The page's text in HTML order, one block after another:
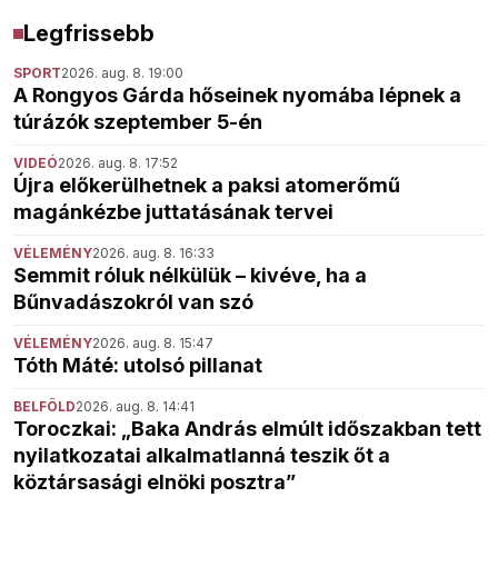
Legfrissebb
SPORT2026. aug. 8. 19:00
A Rongyos Gárda hőseinek nyomába lépnek a
túrázók szeptember 5-én
VIDEÓ2026. aug. 8. 17:52
Újra előkerülhetnek a paksi atomerőmű
magánkézbe juttatásának tervei
VÉLEMÉNY2026. aug. 8. 16:33
Semmit róluk nélkülük – kivéve, ha a
Bűnvadászokról van szó
VÉLEMÉNY2026. aug. 8. 15:47
Tóth Máté: utolsó pillanat
BELFÖLD2026. aug. 8. 14:41
Toroczkai: „Baka András elmúlt időszakban tett
nyilatkozatai alkalmatlanná teszik őt a
köztársasági elnöki posztra”